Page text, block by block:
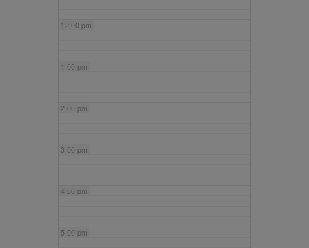
12:00 pm
1:00 pm
2:00 pm
3:00 pm
4:00 pm
5:00 pm